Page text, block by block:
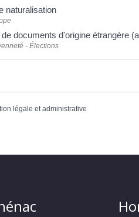
naturalisation
documents d'origine étrangère
- Élections
légale et administrative